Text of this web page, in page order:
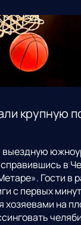
крупную
выездную
в
Гости в
с первых минут
хозяевами на